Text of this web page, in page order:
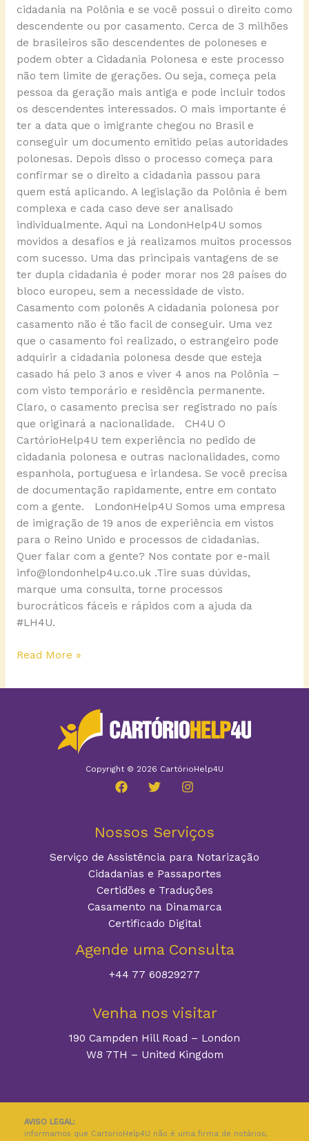
cidadania na Polônia e se você possui o direito como
descendente ou por casamento. Cerca de 3 milhões
de brasileiros são descendentes de poloneses e
podem obter a Cidadania Polonesa e este processo
não tem limite de gerações. Ou seja, começa pela
pessoa da geração mais antiga e pode incluir todos
os descendentes interessados. O mais importante é
ter a data que o imigrante chegou no Brasil e
conseguir um documento emitido pelas autoridades
polonesas. Depois disso o processo começa para
confirmar se o direito a cidadania passou para
quem está aplicando. A legislação da Polônia é bem
complexa e cada caso deve ser analisado
individualmente. Aqui na LondonHelp4U somos
movidos a desafios e já realizamos muitos processos
com sucesso. Uma das principais vantagens de se
ter dupla cidadania é poder morar nos 28 países do
bloco europeu, sem a necessidade de visto.
Casamento com polonês A cidadania polonesa por
casamento não é tão facil de conseguir. Uma vez
que o casamento foi realizado, o estrangeiro pode
adquirir a cidadania polonesa desde que esteja
casado há pelo 3 anos e viver 4 anos na Polônia –
com visto temporário e residência permanente.
Claro, o casamento precisa ser registrado no país
que originará a nacionalidade. CH4U O
CartórioHelp4U tem experiência no pedido de
cidadania polonesa e outras nacionalidades, como
espanhola, portuguesa e irlandesa. Se você precisa
de documentação rapidamente, entre em contato
com a gente. LondonHelp4U Somos uma empresa
de imigração de 19 anos de experiência em vistos
para o Reino Unido e processos de cidadanias.
Quer falar com a gente? Nos contate por e-mail
info@londonhelp4u.co.uk .Tire suas dúvidas,
marque uma consulta, torne processos
burocráticos fáceis e rápidos com a ajuda da
#LH4U.
Read More »
Copyright © 2026 CartórioHelp4U
Nossos Serviços
Serviço de Assistência para Notarização
Cidadanias e Passaportes
Certidões e Traduções
Casamento na Dinamarca
Certificado Digital
Agende uma Consulta
+44 77 60829277
Venha nos visitar
190 Campden Hill Road – London
W8 7TH – United Kingdom
AVISO LEGAL:
informamos que CartorioHelp4U não é uma firma de notários,